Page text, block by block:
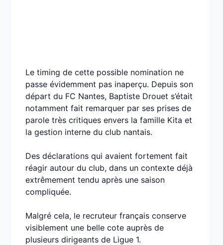
Le timing de cette possible nomination ne
passe évidemment pas inaperçu. Depuis son
départ du FC Nantes, Baptiste Drouet s’était
notamment fait remarquer par ses prises de
parole très critiques envers la famille Kita et
la gestion interne du club nantais.
Des déclarations qui avaient fortement fait
réagir autour du club, dans un contexte déjà
extrêmement tendu après une saison
compliquée.
Malgré cela, le recruteur français conserve
visiblement une belle cote auprès de
plusieurs dirigeants de Ligue 1.